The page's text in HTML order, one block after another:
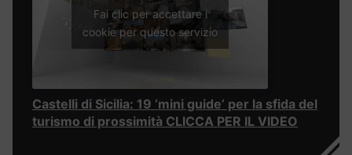
Fai clic per accettare i
cookie per questo servizio
Castelli di Sicilia: 19 ‘mini guide’ per la sfida del
turismo di prossimità CLICCA PER IL VIDEO